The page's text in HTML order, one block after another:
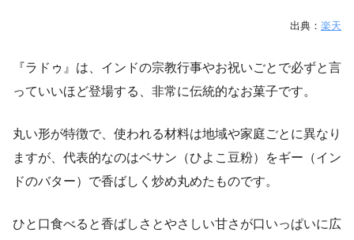
出典： 楽天
『ラドゥ』は、インドの宗教行事やお祝いごとで必ずと言
っていいほど登場する、非常に伝統的なお菓子です。
丸い形が特徴で、使われる材料は地域や家庭ごとに異なり
ますが、代表的なのはベサン（ひよこ豆粉）をギー（イン
ドのバター）で香ばしく炒め丸めたものです。
ひと口食べると香ばしさとやさしい甘さが口いっぱいに広